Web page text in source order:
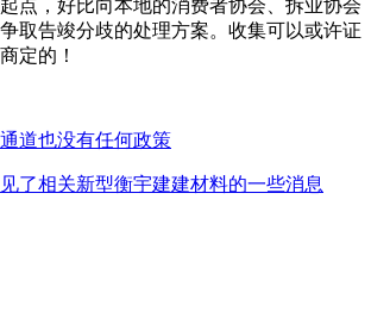
点，好比向本地的消费者协会、拆业协会
取告竣分歧的处理方案。收集可以或许证
定的！
道也没有任何政策
了相关新型衡宇建建材料的一些消息